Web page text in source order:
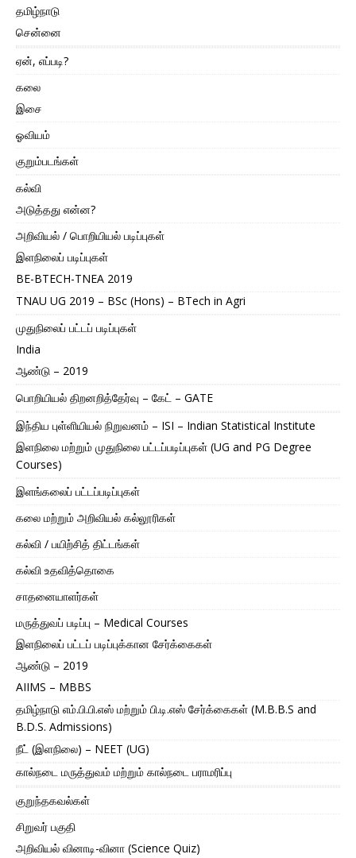
தமிழ்நாடு
சென்னை
ஏன், எப்படி?
கலை
இசை
ஓவியம்
குறும்படங்கள்
கல்வி
அடுத்தது என்ன?
அறிவியல் / பொறியியல் படிப்புகள்
இளநிலைப் படிப்புகள்
BE-BTECH-TNEA 2019
TNAU UG 2019 – BSc (Hons) – BTech in Agri
முதுநிலைப் பட்டப் படிப்புகள்
India
ஆண்டு – 2019
பொறியியல் திறனறித்தேர்வு – கேட் – GATE
இந்திய புள்ளியியல் நிறுவனம் – ISI – Indian Statistical Institute
இளநிலை மற்றும் முதுநிலை பட்டப்படிப்புகள் (UG and PG Degree
Courses)
இளங்கலைப் பட்டப்படிப்புகள்
கலை மற்றும் அறிவியல் கல்லூரிகள்
கல்வி / பயிற்சித் திட்டங்கள்
கல்வி உதவித்தொகை
சாதனையாளர்கள்
மருத்துவப் படிப்பு – Medical Courses
இளநிலைப் பட்டப் படிப்புக்கான சேர்க்கைகள்
ஆண்டு – 2019
AIIMS – MBBS
தமிழ்நாடு எம்.பி.பி.எஸ் மற்றும் பி.டி.எஸ் சேர்க்கைகள் (M.B.B.S and
B.D.S. Admissions)
நீட் (இளநிலை) – NEET (UG)
கால்நடை மருத்துவம் மற்றும் கால்நடை பராமரிப்பு
குறுந்தகவல்கள்
சிறுவர் பகுதி
அறிவியல் வினாடி-வினா (Science Quiz)